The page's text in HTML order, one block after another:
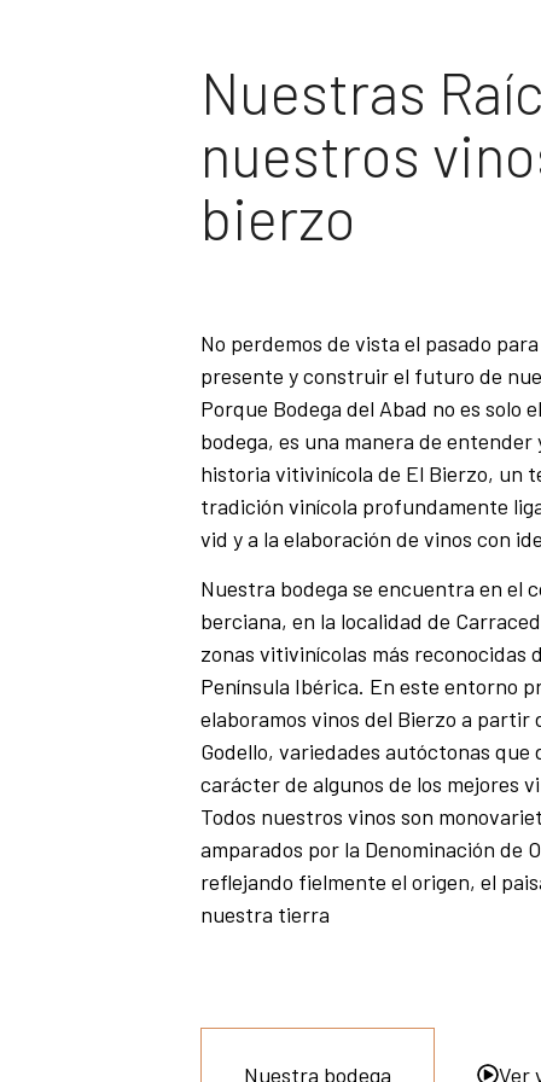
Nuestras
nuestros
bierzo
No perdemos de vista el pasado
presente y construir el futuro de
Porque Bodega del Abad no es solo
bodega, es una manera de
historia vitivinícola de El Bierzo, un
tradición vinícola profundamente
vid y a la elaboración de vinos con
Nuestra bodega se encuentra en el
berciana, en la localidad de
zonas vitivinícolas más reconocidas
Península Ibérica. En este entorno
elaboramos vinos del Bierzo a partir
Godello, variedades autóctonas que
carácter de algunos de los mejores
Todos nuestros vinos son
amparados por la Denominación de
reflejando fielmente el origen, el
nuestra tierra
Nuestra bodega Ver